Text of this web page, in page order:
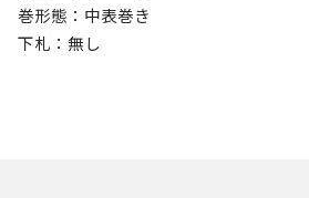
巻形態：中表巻き
下札：無し